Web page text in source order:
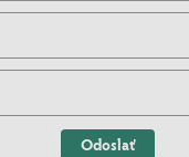
Odoslať